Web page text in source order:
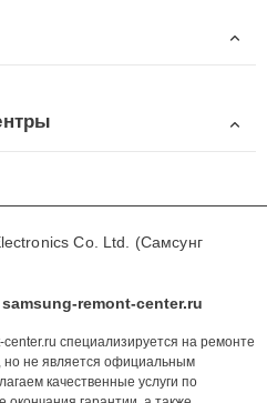
Co. Ltd. (Самсунг
remont-center.ru
специализируется на ремонте
но не является официальным
качественные услуги по